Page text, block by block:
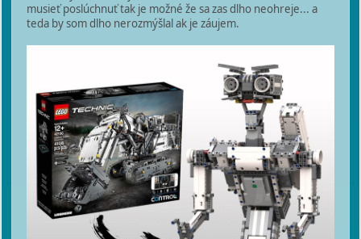
musieť poslúchnuť tak je možné že sa zas dlho neohreje... a
teda by som dlho nerozmýšlal ak je záujem.